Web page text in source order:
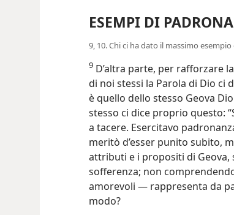
ESEMPI DI
9, 10. Chi ci ha dato il massimo
9 D’altra parte, per rafforzare
di noi stessi la Parola di Dio ci
è quello dello stesso Geova
stesso ci dice proprio questo:
a tacere. Esercitavo
meritò d’esser punito subito,
attributi e i propositi di Geova,
sofferenza; non
amorevoli — rappresenta da
modo?